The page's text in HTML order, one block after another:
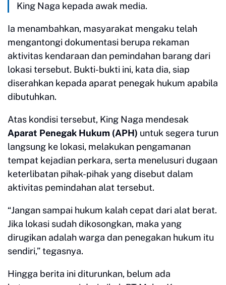
King Naga kepada awak media.
Ia menambahkan, masyarakat mengaku telah
mengantongi dokumentasi berupa rekaman
aktivitas kendaraan dan pemindahan barang dari
lokasi tersebut. Bukti-bukti ini, kata dia, siap
diserahkan kepada aparat penegak hukum apabila
dibutuhkan.
Atas kondisi tersebut, King Naga mendesak
Aparat Penegak Hukum (APH) untuk segera turun
langsung ke lokasi, melakukan pengamanan
tempat kejadian perkara, serta menelusuri dugaan
keterlibatan pihak-pihak yang disebut dalam
aktivitas pemindahan alat tersebut.
“Jangan sampai hukum kalah cepat dari alat berat.
Jika lokasi sudah dikosongkan, maka yang
dirugikan adalah warga dan penegakan hukum itu
sendiri,” tegasnya.
Hingga berita ini diturunkan, belum ada